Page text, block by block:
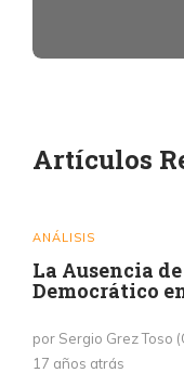
Artículos
ANÁLISIS
La Ausencia
Democrático
por Sergio Grez Toso
17 años atrás